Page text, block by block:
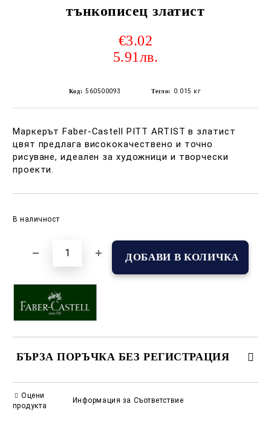
тънкописец златист
€3.02
5.91лв.
Код: 560500093 Тегло: 0.015 кг
Маркерът Faber-Castell PITT ARTIST в златист
цвят предлага висококачествено и точно
рисуване, идеален за художници и творчески
проекти.
В наличност
БЪРЗА ПОРЪЧКА БЕЗ РЕГИСТРАЦИЯ
Оцени
продукта
Информация за Съответствие